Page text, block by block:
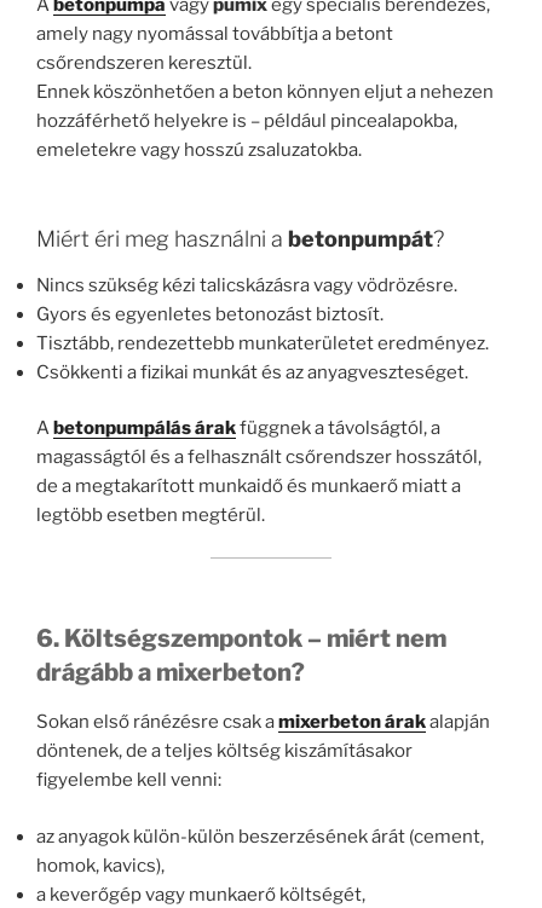
A betonpumpa vagypumixegy speciális berendezés,
amely nagy nyomással továbbítja a betont
csőrendszeren keresztül.
Ennek köszönhetően a beton könnyen eljut a nehezen
hozzáférhető helyekre is – például pincealapokba,
emeletekre vagy hosszú zsaluzatokba.
Miért éri meg használni a betonpumpát?
Nincs szükség kézi talicskázásra vagy vödrözésre.
Gyors és egyenletes betonozást biztosít.
Tisztább, rendezettebb munkaterületet eredményez.
Csökkenti a fizikai munkát és az anyagveszteséget.
Abetonpumpálás árakfüggnek a távolságtól, a
magasságtól és a felhasznált csőrendszer hosszától,
de a megtakarított munkaidő és munkaerő miatt a
legtöbb esetben megtérül.
6. Költségszempontok – miért nem
drágább a mixerbeton?
Sokan első ránézésre csak amixerbeton árakalapján
döntenek, de a teljes költség kiszámításakor
figyelembe kell venni:
az anyagok külön-külön beszerzésének árát (cement,
homok, kavics),
a keverőgép vagy munkaerő költségét,